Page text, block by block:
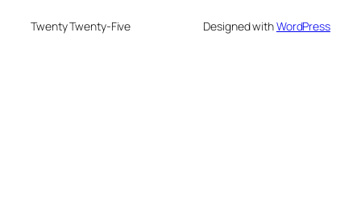
Twenty Twenty-Five Designed withWordPress